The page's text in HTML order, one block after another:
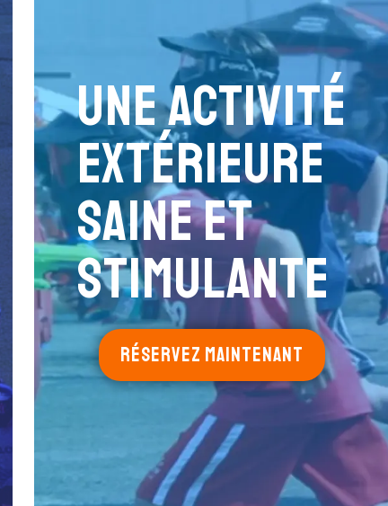
Une activité
extérieure
saine et
stimulante
RÉSERVEZ MAINTENANT